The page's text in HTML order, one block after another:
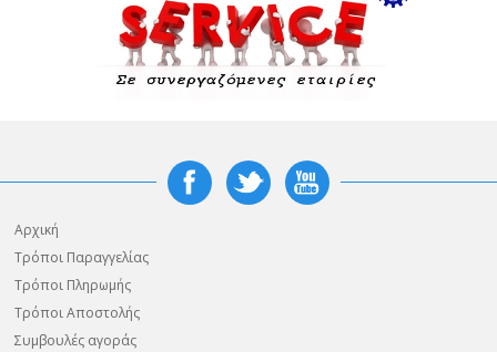
Αρχική
Τρόποι Παραγγελίας
Τρόποι Πληρωμής
Τρόποι Αποστολής
Συμβουλές αγοράς